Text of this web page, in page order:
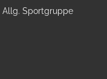
Allg. Sportgruppe